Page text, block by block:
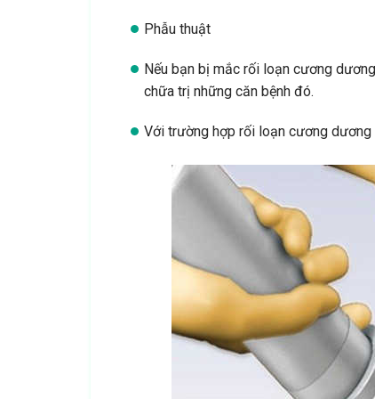
Phẫu thuật
Nếu bạn bị mắc rối loạn cương
chữa trị những căn bệnh đó.
Với trường hợp rối loạn cương dương